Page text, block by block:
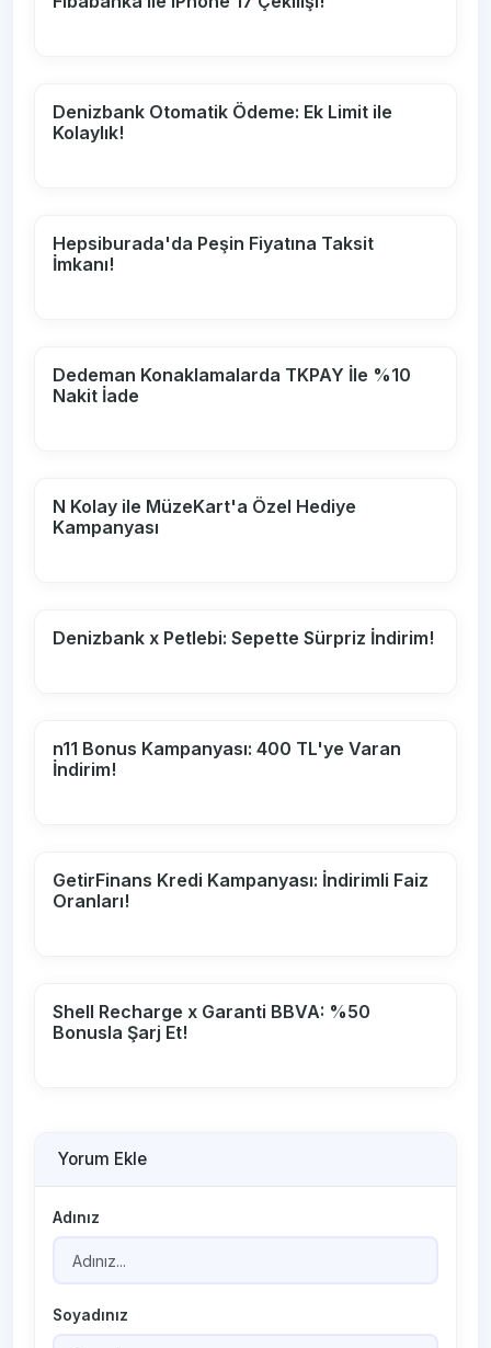
Denizbank Otomatik Ödeme: Ek Limit ile
Kolaylık!
Hepsiburada'da Peşin Fiyatına Taksit
İmkanı!
Dedeman Konaklamalarda TKPAY İle %10
Nakit İade
N Kolay ile MüzeKart'a Özel Hediye
Kampanyası
Denizbank x Petlebi: Sepette Sürpriz İndirim!
n11 Bonus Kampanyası: 400 TL'ye Varan
İndirim!
GetirFinans Kredi Kampanyası: İndirimli Faiz
Oranları!
Shell Recharge x Garanti BBVA: %50
Bonusla Şarj Et!
Yorum Ekle
Adınız
Soyadınız